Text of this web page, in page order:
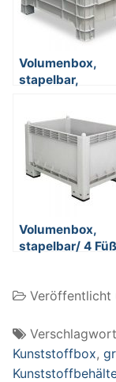
Volumenbox,
stapelbar,
geschlossen 276
Liter Inhalt,
1030x630x670
mm,
Volumenbox,
stapelbar/ 4
300 Liter,
Veröffentlicht
Kunststoffbox,